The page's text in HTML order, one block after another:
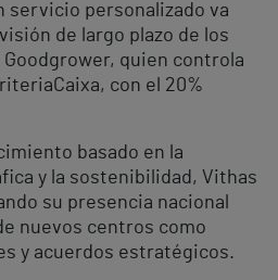
servicio personalizado va
de largo plazo de los
quien controla
con el 20%
basado en la
y la sostenibilidad, Vithas
su presencia nacional
nuevos centros como
y acuerdos estratégicos.